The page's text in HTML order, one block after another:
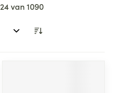
24van1090